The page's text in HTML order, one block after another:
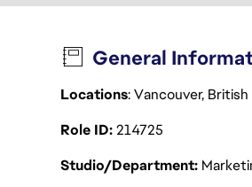
General
Locations: Vancouver,
Role ID214725
Studio/Department